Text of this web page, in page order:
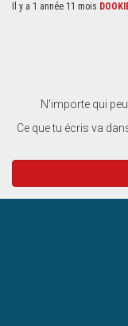
Il y a 1 année 11 mois
N'importe qui
Ce que tu écris va